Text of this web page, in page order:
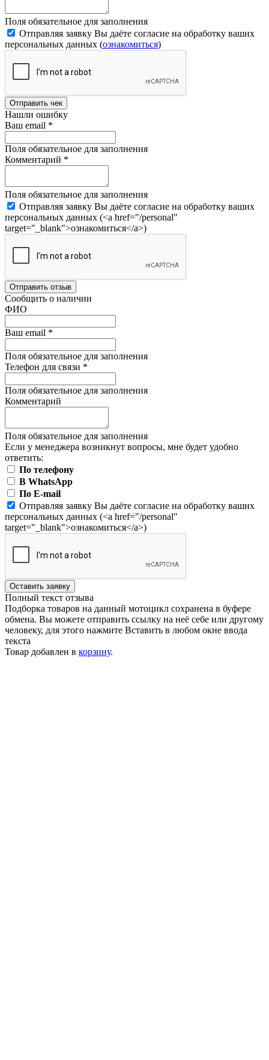
Поля обязательное для заполнения
Отправляя заявку Вы даёте согласие на обработку ваших
персональных данных (ознакомиться)
Отправить чек
Нашли ошибку
Ваш email *
Поля обязательное для заполнения
Комментарий *
Поля обязательное для заполнения
Отправляя заявку Вы даёте согласие на обработку ваших
персональных данных (<a href="/personal"
target="_blank">ознакомиться</a>)
Отправить отзыв
Сообщить о наличии
ФИО
Ваш email *
Поля обязательное для заполнения
Телефон для связи *
Поля обязательное для заполнения
Комментарий
Поля обязательное для заполнения
Если у менеджера возникнут вопросы, мне будет удобно
ответить:
По телефону
В WhatsApp
По E-mail
Отправляя заявку Вы даёте согласие на обработку ваших
персональных данных (<a href="/personal"
target="_blank">ознакомиться</a>)
Оставить заявку
Полный текст отзыва
Подборка товаров на данный мотоцикл сохранена в буфере
обмена. Вы можете отправить ссылку на неё себе или другому
человеку, для этого нажмите Вставить в любом окне ввода
текста
Товар добавлен в корзину.